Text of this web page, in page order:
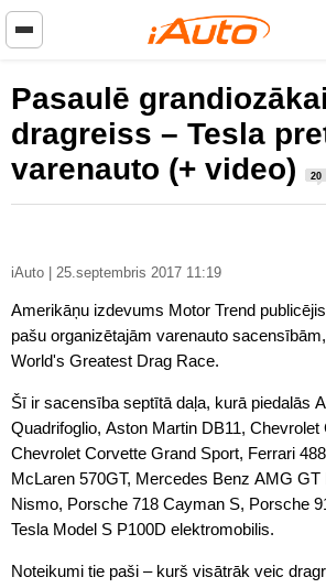
Pasaulē
dragreiss – Tesla
varenauto (+ video)
20
iAuto | 25.septembris 2017 11:19
Amerikāņu izdevums Motor Trend
pašu organizētajām varenauto
World's Greatest Drag Race.
Šī ir sacensība septītā daļa, kurā piedalās
Quadrifoglio, Aston Martin DB11, Chevrolet
Chevrolet Corvette Grand Sport, Ferrari
McLaren 570GT, Mercedes Benz AMG GT
Nismo, Porsche 718 Cayman S, Porsche
Tesla Model S P100D elektromobilis.
Noteikumi tie paši – kurš visātrāk veic